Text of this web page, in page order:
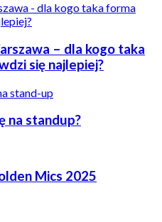
– dla kogo taka
się najlepiej?
na standup?
Mics 2025